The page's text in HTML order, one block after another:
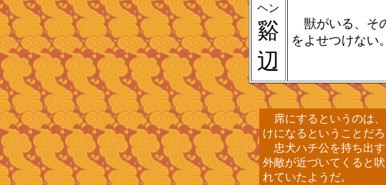
ヘン
谿
辺
獣がいる、そ
をよせつけない
席にするというのは、
けになるということだろ
忠犬ハチ公を持ち出す
外敵が近づいてくると
れていたようだ。